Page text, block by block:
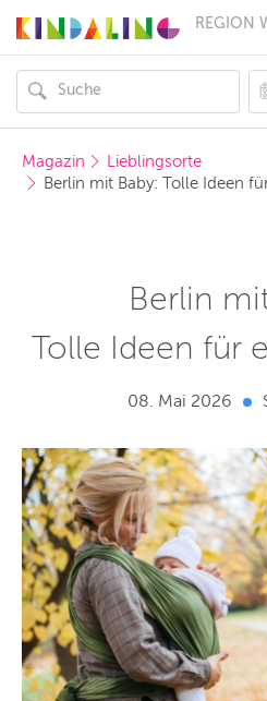
REGION
KÖLN
ESSEN
WIEN
ANDERE
Magazin
Lieblingsorte
Berlin mit Baby: Tolle Ideen
Berlin
Tolle Ideen für
08. Mai 2026